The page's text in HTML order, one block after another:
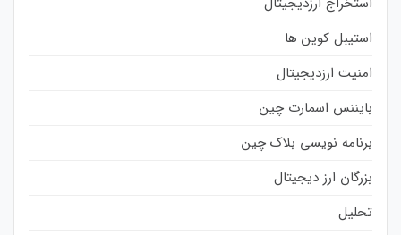
استیبل کوین ها
امنیت ارزدیجیتال
بایننس اسمارت چین
برنامه نویسی بلاک چین
بزرگان ارز دیجیتال
تحلیل